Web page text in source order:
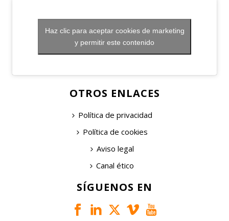
Haz clic para aceptar cookies de marketing
y permitir este contenido
OTROS ENLACES
Política de privacidad
Política de cookies
Aviso legal
Canal ético
SÍGUENOS EN